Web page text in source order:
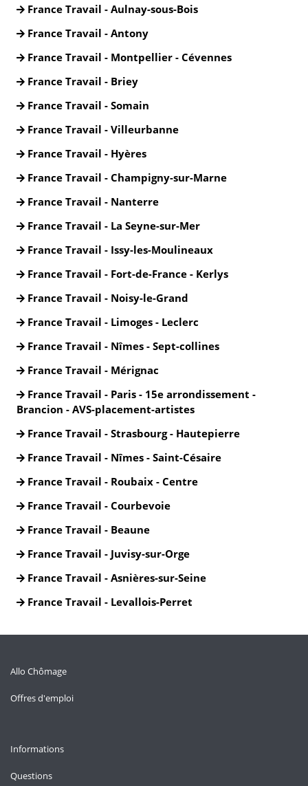
France Travail - Aulnay-sous-Bois
France Travail - Antony
France Travail - Montpellier - Cévennes
France Travail - Briey
France Travail - Somain
France Travail - Villeurbanne
France Travail - Hyères
France Travail - Champigny-sur-Marne
France Travail - Nanterre
France Travail - La Seyne-sur-Mer
France Travail - Issy-les-Moulineaux
France Travail - Fort-de-France - Kerlys
France Travail - Noisy-le-Grand
France Travail - Limoges - Leclerc
France Travail - Nîmes - Sept-collines
France Travail - Mérignac
France Travail - Paris - 15e arrondissement -
Brancion - AVS-placement-artistes
France Travail - Strasbourg - Hautepierre
France Travail - Nîmes - Saint-Césaire
France Travail - Roubaix - Centre
France Travail - Courbevoie
France Travail - Beaune
France Travail - Juvisy-sur-Orge
France Travail - Asnières-sur-Seine
France Travail - Levallois-Perret
Allo Chômage
Offres d'emploi
Informations
Questions